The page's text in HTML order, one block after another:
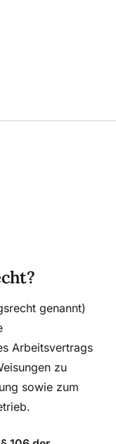
genannt)
Arbeitsvertrags
zu
sowie zum